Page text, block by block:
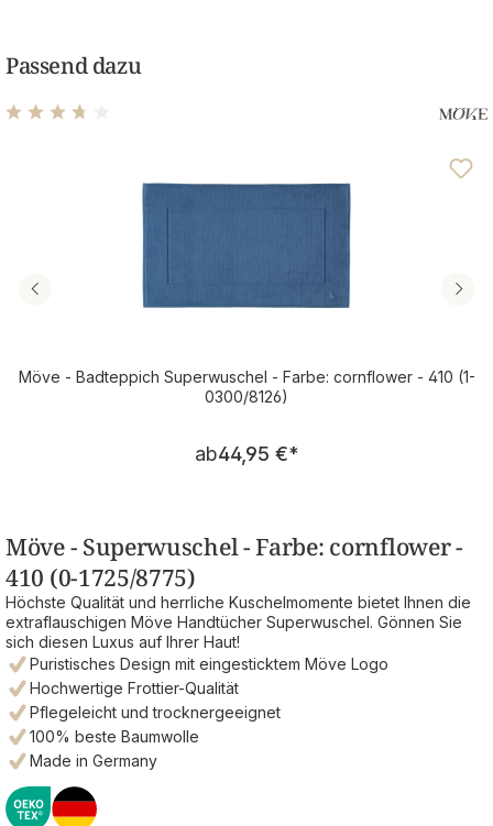
Passend dazu
Möve - Badteppich Superwuschel - Farbe: cornflower - 410 (1-
0300/8126)
Regulärer Preis:
ab44,95 €*
Möve - Superwuschel - Farbe: cornflower -
410 (0-1725/8775)
Höchste Qualität und herrliche Kuschelmomente bietet Ihnen die
extraflauschigen Möve Handtücher Superwuschel. Gönnen Sie
sich diesen Luxus auf Ihrer Haut!
Puristisches Design mit eingesticktem Möve Logo
Hochwertige Frottier-Qualität
Pflegeleicht und trocknergeeignet
100% beste Baumwolle
Made in Germany